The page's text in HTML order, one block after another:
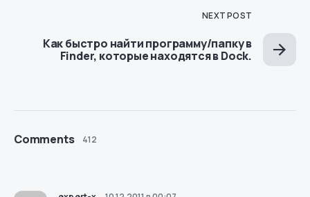
NEXT POST
Как быстро найти программу/папку в
Finder, которые находятся в Dock.
Comments 412